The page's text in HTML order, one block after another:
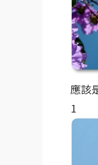
應該
1